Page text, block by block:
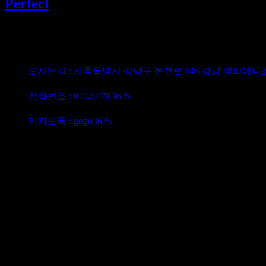
Perfect
오시는길 : 서울특별시 강남구 논현로 645 강남 엘리에나
전화번호 : 010.6779.3635
카카오톡 : gogo3635